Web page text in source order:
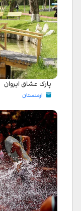
پارک عشاق ایروان
ارمنستان